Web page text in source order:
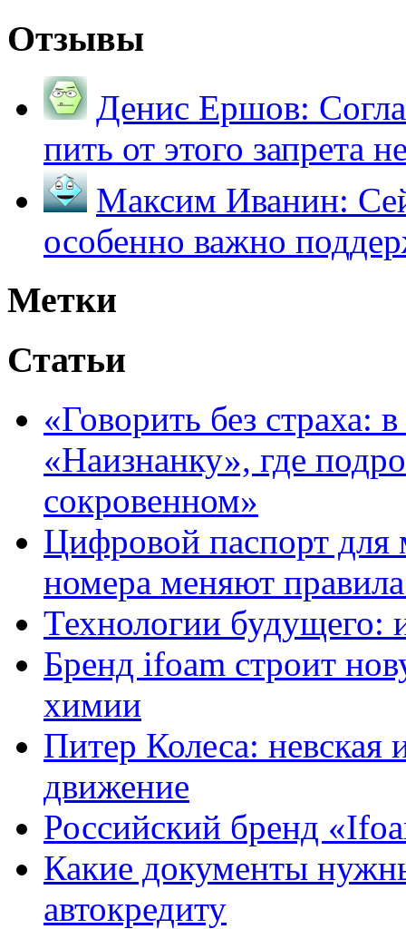
Отзывы
Денис Ершов:
пить от этого запрета
Максим Иванин:
особенно важно
Метки
Статьи
«Говорить без страха:
«Наизнанку», где
сокровенном»
Цифровой паспорт для
номера меняют
Технологии будущего:
Бренд ifoam строит
химии
Питер Колеса: невская
движение
Российский бренд
Какие документы
автокредиту